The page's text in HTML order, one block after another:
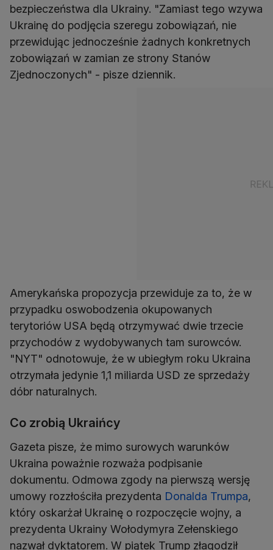
bezpieczeństwa dla Ukrainy. "Zamiast tego wzywa
Ukrainę do podjęcia szeregu zobowiązań, nie
przewidując jednocześnie żadnych konkretnych
zobowiązań w zamian ze strony Stanów
Zjednoczonych" - pisze dziennik.
Amerykańska propozycja przewiduje za to, że w
przypadku oswobodzenia okupowanych
terytoriów USA będą otrzymywać dwie trzecie
przychodów z wydobywanych tam surowców.
"NYT" odnotowuje, że w ubiegłym roku Ukraina
otrzymała jedynie 1,1 miliarda USD ze sprzedaży
dóbr naturalnych.
Co zrobią Ukraińcy
Gazeta pisze, że mimo surowych warunków
Ukraina poważnie rozważa podpisanie
dokumentu. Odmowa zgody na pierwszą wersję
umowy rozzłościła prezydenta Donalda Trumpa,
który oskarżał Ukrainę o rozpoczęcie wojny, a
prezydenta Ukrainy Wołodymyra Zełenskiego
nazwał dyktatorem. W piątek Trump złagodził